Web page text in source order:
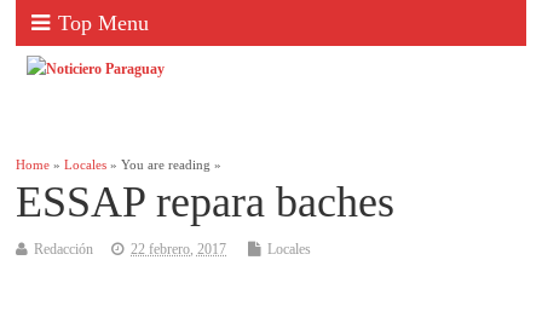
Top Menu
Home »Locales » You are reading »
ESSAP repara baches
Redacción 22 febrero, 2017 Locales